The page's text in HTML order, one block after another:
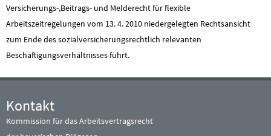
Versicherungs-,Beitrags- und Melderecht für flexible
Arbeitszeitregelungen vom 13. 4. 2010 niedergelegten Rechtsansicht
zum Ende des sozialversicherungsrechtlich relevanten
Beschäftigungsverhältnisses führt.
Kontakt
Kommission für das Arbeitsvertragsrecht